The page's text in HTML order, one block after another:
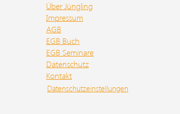
Über Jüngling
Impressum
AGB
EGB Buch
EGB Seminare
Datenschutz
Kontakt
Datenschutzeinstellungen